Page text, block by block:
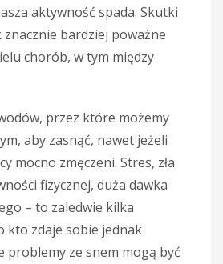
aktywność spada. Skutki
bardziej poważne
chorób, w tym między
przez które możemy
aby zasnąć, nawet jeżeli
mocno zmęczeni. Stres, zła
fizycznej, duża dawka
– to zaledwie kilka
kto zdaje sobie jednak
problemy ze snem mogą być